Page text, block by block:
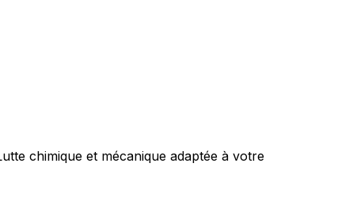
chimique et mécanique adaptée à votre